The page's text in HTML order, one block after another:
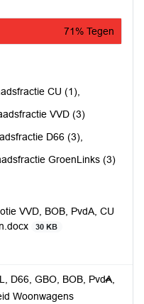
71% Tegen
CU (1),
VVD (3)
D66 (3),
GroenLinks (3)
VVD, BOB, PvdA, CU
30 KB
D66, GBO, BOB, PvdA,
Woonwagens